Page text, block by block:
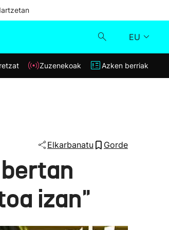
EU
Klisk
Zuzenekoak Azken berriak
Elkarbanatu
Gorde
izan"